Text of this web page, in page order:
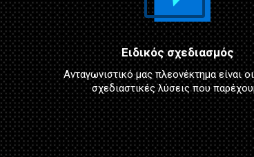
Ειδικός σχεδιασμός
Ανταγωνιστικό μας πλεονέκτημα είναι
σχεδιαστικές λύσεις που